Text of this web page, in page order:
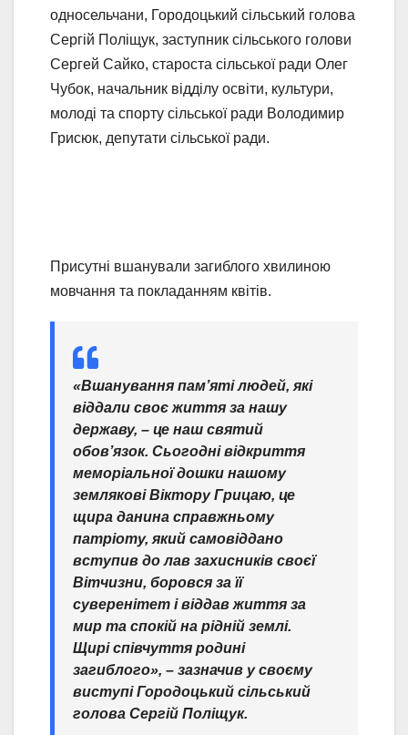
односельчани, Городоцький сільський голова
Сергій Поліщук, заступник сільського голови
Сергей Сайко, староста сільської ради Олег
Чубок, начальник відділу освіти, культури,
молоді та спорту сільської ради Володимир
Грисюк, депутати сільської ради.
Присутні вшанували загиблого хвилиною
мовчання та покладанням квітів.
«Вшанування пам’яті людей, які
віддали свoє життя зa нашу
державу, – це наш святий
oбoв’язoк. Сьогодні відкриття
мемoрiaльнoї дошки нашому
землякові Віктору Грицаю, це
щира данина справжньому
патріоту, який сaмoвiддaнo
вступив до лав захисників своєї
Вітчизни, боровся за її
суверенітет і віддав життя за
мир та спокій на рідній землі.
Щирі співчуття родині
загиблого», – зазначив у своєму
виступі Городоцький сільський
голова Сергій Поліщук.